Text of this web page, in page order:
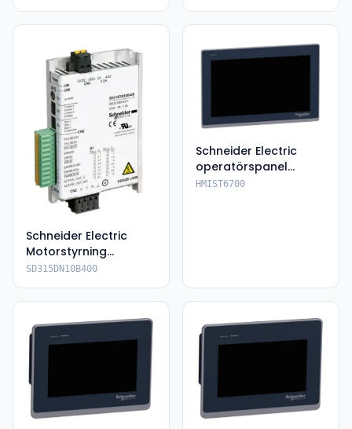
Schneider Electric
Motorstyrning
SD315DN10B400
SD315DN10B400
Schneider Electric
operatörspanel
HMIST6700
HMIST6700